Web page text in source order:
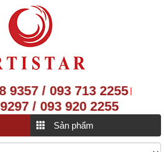
9357 / 093 713 2255|
/ 093 920 2255
Sản phẩm